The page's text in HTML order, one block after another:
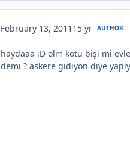
February 13, 2011 15 yr AUTHOR
haydaaa :D olm kotu bişi mi
demi ? askere gidiyon diye